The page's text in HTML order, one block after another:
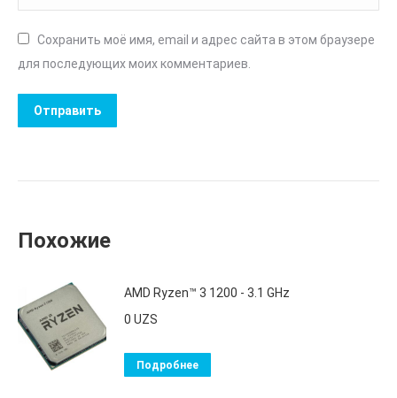
Сохранить моё имя, email и адрес сайта в этом браузере
для последующих моих комментариев.
Похожие
AMD Ryzen™ 3 1200 - 3.1 GHz
0 UZS
Подробнее